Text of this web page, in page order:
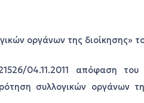
οργάνων της διοίκησης»
04.11.2011 απόφαση του
συλλογικών οργάνων